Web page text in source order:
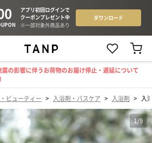
震の影響に伴うお荷物のお届け停止・遅延について
ビューティー > 入浴剤・バスケア > 入浴剤 > 入
1/9